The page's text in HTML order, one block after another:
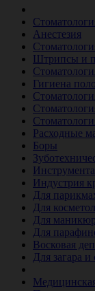
Анестезия
Штрипсы и
Гигиена
Расходные
Боры
Индустрия
Для
Для
Для
Для
Восковая
Для загара и